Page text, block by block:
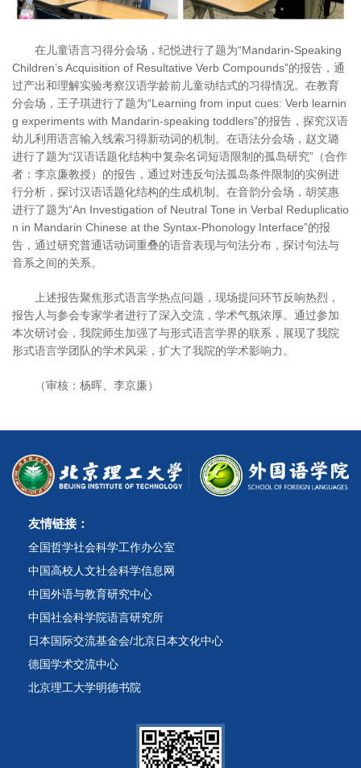
在儿童语言习得分会场，纪悦进行了题为“Mandarin-Speaking
Children’s Acquisition of Resultative Verb Compounds”的报告，通
过产出和理解实验考察汉语学龄前儿童动结式的习得情况。在教育
分会场，王子琪进行了题为“Learning from input cues: Verb learnin
g experiments with Mandarin-speaking toddlers”的报告，探究汉语
幼儿利用语言输入线索习得新动词的机制。在语法分会场，赵文璐
进行了题为“汉语话题化结构中复杂名词短语限制的孤岛研究”（合作
者：李京廉教授）的报告，通过对违反句法孤岛条件限制的实例进
行分析，探讨汉语话题化结构的生成机制。在音韵分会场，胡笑惠
进行了题为“An Investigation of Neutral Tone in Verbal Reduplicatio
n in Mandarin Chinese at the Syntax-Phonology Interface”的报
告，通过研究普通话动词重叠的语音表现与句法分布，探讨句法与
音系之间的关系。
上述报告聚焦形式语言学热点问题，现场提问环节反响热烈，
报告人与参会专家学者进行了深入交流，学术气氛浓厚。通过参加
本次研讨会，我院师生加强了与形式语言学界的联系，展现了我院
形式语言学团队的学术风采，扩大了我院的学术影响力。
（审核：杨晖、李京廉）
友情链接：
全国哲学社会科学工作办公室
中国高校人文社会科学信息网
中国外语与教育研究中心
中国社会科学院语言研究所
日本国际交流基金会/北京日本文化中心
德国学术交流中心
北京理工大学明德书院